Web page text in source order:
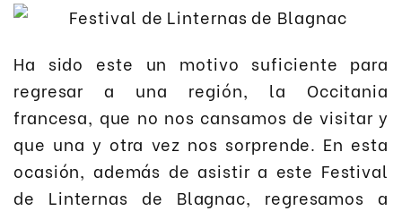
Ha sido este un motivo suficiente para
regresar a una región, la Occitania
francesa, que no nos cansamos de visitar y
que una y otra vez nos sorprende. En esta
ocasión, además de asistir a este Festival
de Linternas de Blagnac, regresamos a